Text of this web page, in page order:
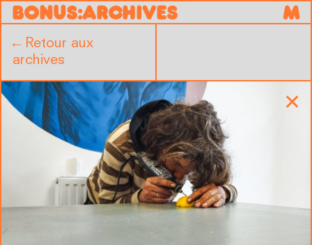
BONUS:ARCHIVES M
← Retour aux
archives
✕